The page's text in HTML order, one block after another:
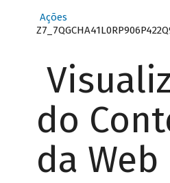
Ações
do
da Web